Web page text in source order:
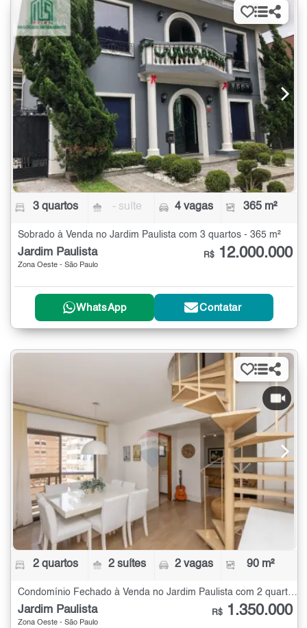
3 quartos - suíte 4 vagas 365 m²
Sobrado à Venda no Jardim Paulista com 3 quartos - 365 m²
Jardim Paulista
Zona Oeste - São Paulo
R$ 12.000.000
WhatsApp Contatar
2 quartos 2 suítes 2 vagas 90 m²
Condomínio Fechado à Venda no Jardim Paulista com 2 quartos - 90 m²
Jardim Paulista
Zona Oeste - São Paulo
R$ 1.350.000